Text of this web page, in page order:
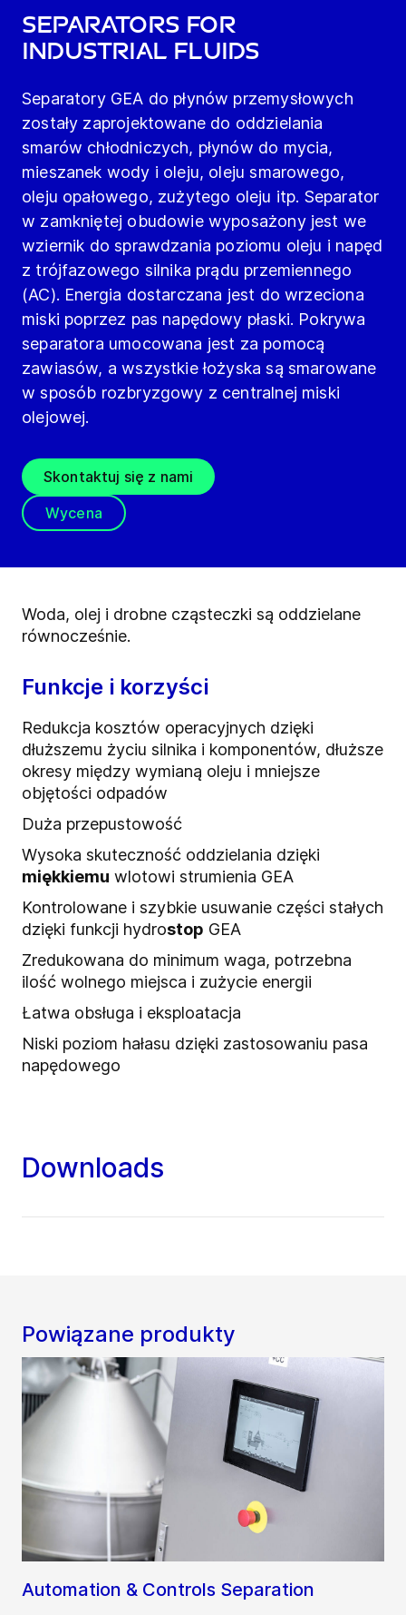
Separators for
Industrial Fluids
Separatory GEA do płynów przemysłowych
zostały zaprojektowane do oddzielania
smarów chłodniczych, płynów do mycia,
mieszanek wody i oleju, oleju smarowego,
oleju opałowego, zużytego oleju itp. Separator
w zamkniętej obudowie wyposażony jest we
wziernik do sprawdzania poziomu oleju i napęd
z trójfazowego silnika prądu przemiennego
(AC). Energia dostarczana jest do wrzeciona
miski poprzez pas napędowy płaski. Pokrywa
separatora umocowana jest za pomocą
zawiasów, a wszystkie łożyska są smarowane
w sposób rozbryzgowy z centralnej miski
olejowej.
Skontaktuj się z nami
Wycena
Woda, olej i drobne cząsteczki są oddzielane
równocześnie.
Funkcje i korzyści
Redukcja kosztów operacyjnych dzięki
dłuższemu życiu silnika i komponentów, dłuższe
okresy między wymianą oleju i mniejsze
objętości odpadów
Duża przepustowość
Wysoka skuteczność oddzielania dzięki
miękkiemu wlotowi strumienia GEA
Kontrolowane i szybkie usuwanie części stałych
dzięki funkcji hydrostop GEA
Zredukowana do minimum waga, potrzebna
ilość wolnego miejsca i zużycie energii
Łatwa obsługa i eksploatacja
Niski poziom hałasu dzięki zastosowaniu pasa
napędowego
Downloads
Powiązane produkty
Automation & Controls Separation